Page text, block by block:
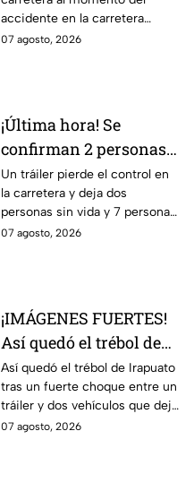
accid3nte en Irapuato
accidente en la carretera
Irapuato-Abasolo en el Trébol.
07 agosto, 2026
¡Última hora! Se
confirman 2 personas
fall3cidas y 7
lesion4dos en
accid3nte carretero en
Irapuato; esto se sabe
Un tráiler pierde el control en
la carretera y deja dos
personas sin vida y 7 personas
más lesionadas.
07 agosto, 2026
¡IMÁGENES FUERTES!
Así quedó el trébol de
Irapuato tras aparatoso
choque; hay mu3rtos y
lesionados
Así quedó el trébol de Irapuato
tras un fuerte choque entre un
tráiler y dos vehículos que dejó
dos muertos y siete personas
07 agosto, 2026